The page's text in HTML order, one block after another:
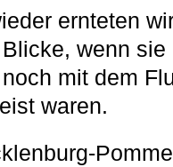
ernteten
wenn
mit dem
waren.